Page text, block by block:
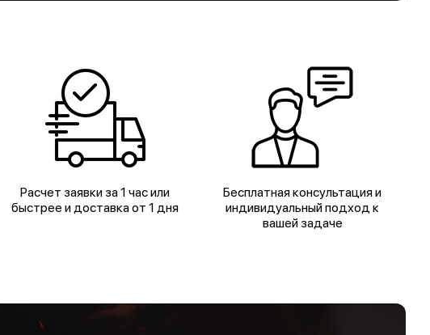
Расчет заявки за 1 час или
быстрее и доставка от 1 дня
Бесплатная консультация и
индивидуальный подход к
вашей задаче